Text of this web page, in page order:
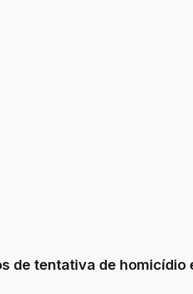
de tentativa de homicídio